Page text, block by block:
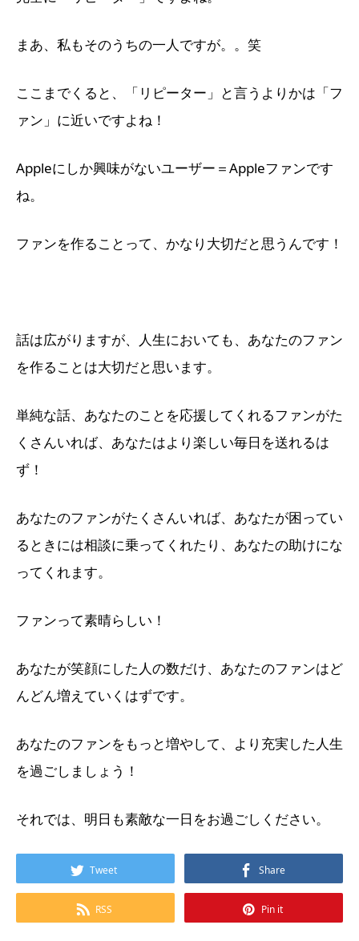
まあ、私もそのうちの一人ですが。。笑
ここまでくると、「リピーター」と言うよりかは「フ
ァン」に近いですよね！
Appleにしか興味がないユーザー＝Appleファンです
ね。
ファンを作ることって、かなり大切だと思うんです！
話は広がりますが、人生においても、あなたのファン
を作ることは大切だと思います。
単純な話、あなたのことを応援してくれるファンがた
くさんいれば、あなたはより楽しい毎日を送れるは
ず！
あなたのファンがたくさんいれば、あなたが困ってい
るときには相談に乗ってくれたり、あなたの助けにな
ってくれます。
ファンって素晴らしい！
あなたが笑顔にした人の数だけ、あなたのファンはど
んどん増えていくはずです。
あなたのファンをもっと増やして、より充実した人生
を過ごしましょう！
それでは、明日も素敵な一日をお過ごしください。
Tweet Share
RSS Pin it